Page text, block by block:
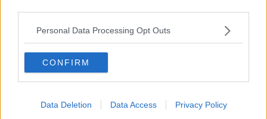
Personal Data Processing Opt Outs
CONFIRM
Data Deletion Data Access Privacy Policy
Se vuoi leggere le notizie principali della Toscana iscriviti alla
Newsletter QUInews - ToscanaMedia.Arriva gratis tutti i giorni
alle 20:00 direttamente nella tua casella di posta.
Basta cliccareQUI
Ti potrebbe interessare anche:
Articoli dal Blog “Disincantato” di Adolfo Santoro